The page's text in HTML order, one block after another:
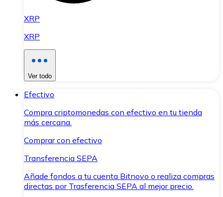
XRP
XRP
Ver todo
Efectivo
Compra criptomonedas con efectivo en tu tienda
más cercana.
Comprar con efectivo
Transferencia SEPA
Añade fondos a tu cuenta Bitnovo o realiza compras
directas por Trasferencia SEPA al mejor precio.